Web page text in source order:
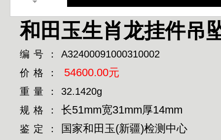
和田玉生肖龙挂件吊
编号： A32400091000310002
价格：
54600.00元
重量： 32.1420g
规格： 长51mm宽31mm厚14mm
鉴定： 国家和田玉(新疆)检测中心